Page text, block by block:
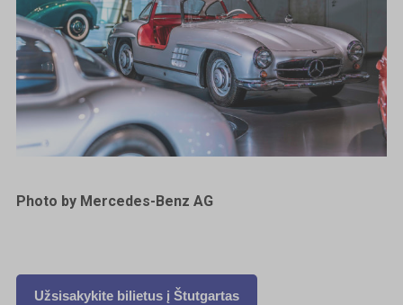
Photo by Mercedes-Benz AG
Užsisakykite bilietus į Štutgartas